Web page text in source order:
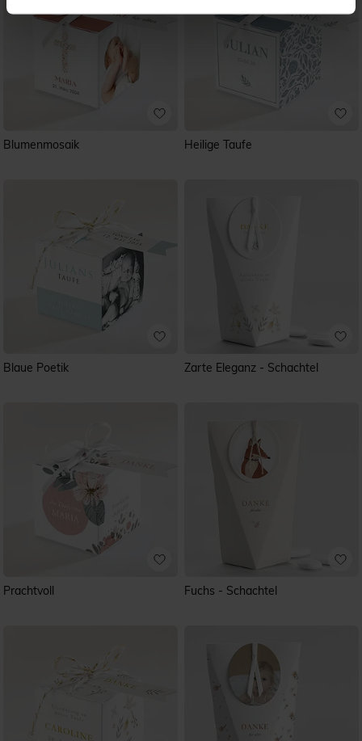
Blumenmosaik Heilige Taufe
Blaue Poetik Zarte Eleganz - Schachtel
Prachtvoll Fuchs - Schachtel